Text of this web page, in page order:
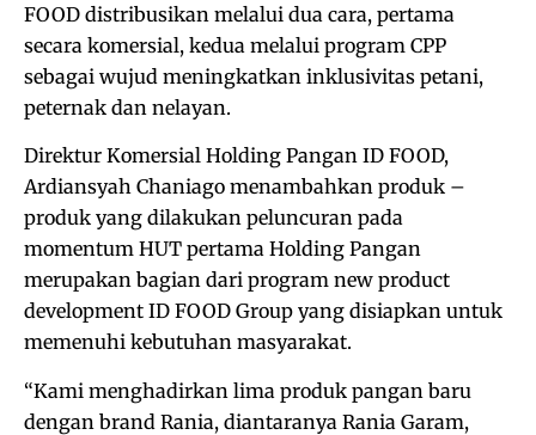
FOOD distribusikan melalui dua cara, pertama
secara komersial, kedua melalui program CPP
sebagai wujud meningkatkan inklusivitas petani,
peternak dan nelayan.
Direktur Komersial Holding Pangan ID FOOD,
Ardiansyah Chaniago menambahkan produk –
produk yang dilakukan peluncuran pada
momentum HUT pertama Holding Pangan
merupakan bagian dari program new product
development ID FOOD Group yang disiapkan untuk
memenuhi kebutuhan masyarakat.
“Kami menghadirkan lima produk pangan baru
dengan brand Rania, diantaranya Rania Garam,